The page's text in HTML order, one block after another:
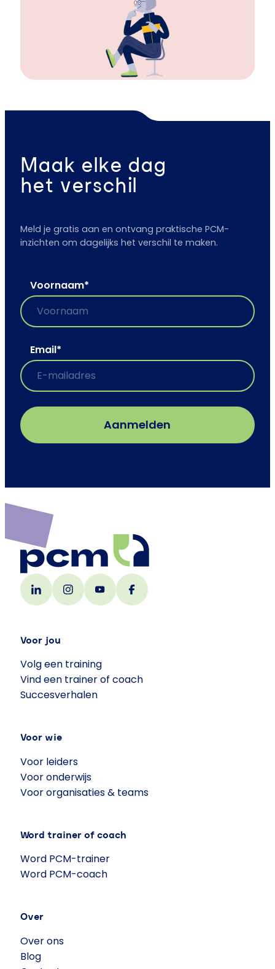
Maak elke dag
het verschil
Meld je gratis aan en ontvang praktische PCM-
inzichten om dagelijks het verschil te maken.
Voornaam*
Email*
Voor jou
Volg een training
Vind een trainer of coach
Succesverhalen
Voor wie
Voor leiders
Voor onderwijs
Voor organisaties & teams
Word trainer of coach
Word PCM-trainer
Word PCM-coach
Over
Over ons
Blog